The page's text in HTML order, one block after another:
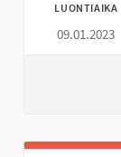
LUONTIAIKA
09.01.2023